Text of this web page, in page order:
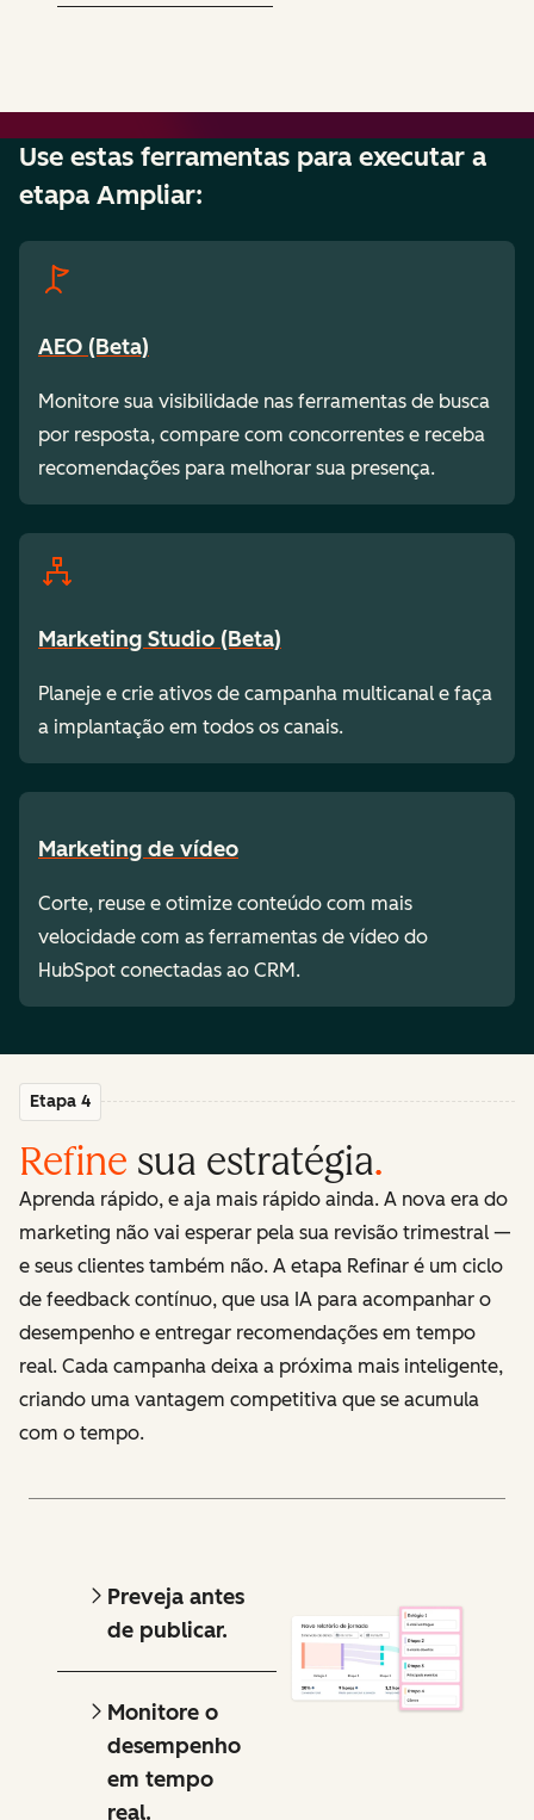
Use estas ferramentas para executar a
etapa Ampliar:
AEO (Beta)
Monitore sua visibilidade nas ferramentas de busca
por resposta, compare com concorrentes e receba
recomendações para melhorar sua presença.
Marketing Studio (Beta)
Planeje e crie ativos de campanha multicanal e faça
a implantação em todos os canais.
Marketing de vídeo
Corte, reuse e otimize conteúdo com mais
velocidade com as ferramentas de vídeo do
HubSpot conectadas ao CRM.
Etapa 4
Refine sua estratégia.
Aprenda rápido, e aja mais rápido ainda. A nova era do
marketing não vai esperar pela sua revisão trimestral —
e seus clientes também não. A etapa Refinar é um ciclo
de feedback contínuo, que usa IA para acompanhar o
desempenho e entregar recomendações em tempo
real. Cada campanha deixa a próxima mais inteligente,
criando uma vantagem competitiva que se acumula
com o tempo.
Preveja antes
de publicar.
Monitore o
desempenho
em tempo
real.